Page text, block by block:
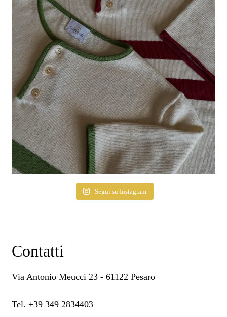
Segui su Instagram
Contatti
Via Antonio Meucci 23 - 61122 Pesaro
Tel. +39 349 2834403